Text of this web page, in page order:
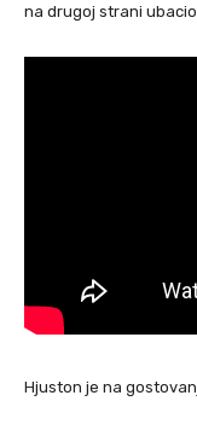
na drugoj strani ubacio
Hjuston je na